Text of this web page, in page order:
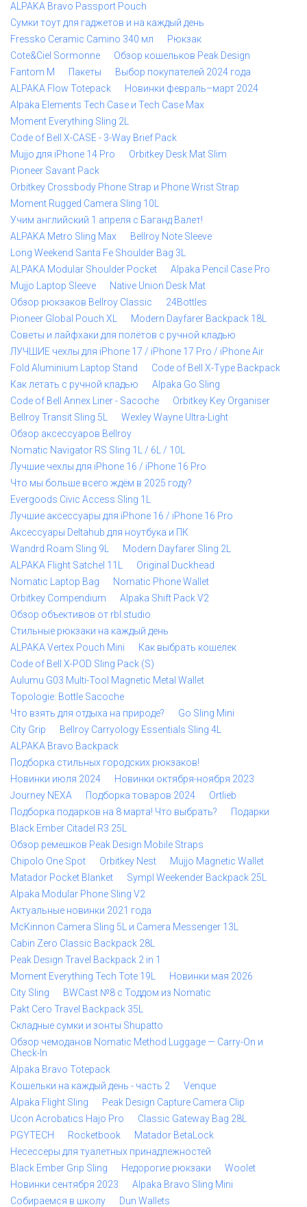
ALPAKA Bravo Passport Pouch
Сумки тоут для гаджетов и на каждый день
Fressko Ceramic Camino 340 мл
Рюкзак
Cote&Ciel Sormonne
Обзор кошельков Peak Design
Fantom M
Пакеты
Выбор покупателей 2024 года
ALPAKA Flow Totepack
Новинки февраль–март 2024
Alpaka Elements Tech Case и Tech Case Max
Moment Everything Sling 2L
Code of Bell X-CASE - 3-Way Brief Pack
Mujjo для iPhone 14 Pro
Orbitkey Desk Mat Slim
Pioneer Savant Pack
Orbitkey Crossbody Phone Strap и Phone Wrist Strap
Moment Rugged Camera Sling 10L
Учим английский 1 апреля с Баганд Валет!
ALPAKA Metro Sling Max
Bellroy Note Sleeve
Long Weekend Santa Fe Shoulder Bag 3L
ALPAKA Modular Shoulder Pocket
Alpaka Pencil Case Pro
Mujjo Laptop Sleeve
Native Union Desk Mat
Обзор рюкзаков Bellroy Classic
24Bottles
Pioneer Global Pouch XL
Modern Dayfarer Backpack 18L
Советы и лайфхаки для полётов с ручной кладью
ЛУЧШИЕ чехлы для iPhone 17 / iPhone 17 Pro / iPhone Air
Fold Aluminium Laptop Stand
Code of Bell X-Type Backpack
Как летать с ручной кладью
Alpaka Go Sling
Code of Bell Annex Liner - Sacoche
Orbitkey Key Organiser
Bellroy Transit Sling 5L
Wexley Wayne Ultra-Light
Обзор аксессуаров Bellroy
Nomatic Navigator RS Sling 1L / 6L / 10L
Лучшие чехлы для iPhone 16 / iPhone 16 Pro
Что мы больше всего ждём в 2025 году?
Evergoods Civic Access Sling 1L
Лучшие аксессуары для iPhone 16 / iPhone 16 Pro
Аксессуары Deltahub для ноутбука и ПК
Wandrd Roam Sling 9L
Modern Dayfarer Sling 2L
ALPAKA Flight Satchel 11L
Original Duckhead
Nomatic Laptop Bag
Nomatic Phone Wallet
Orbitkey Compendium
Alpaka Shift Pack V2
Обзор объективов от rbl.studio
Стильные рюкзаки на каждый день
ALPAKA Vertex Pouch Mini
Как выбрать кошелек
Code of Bell X-POD Sling Pack (S)
Aulumu G03 Multi-Tool Magnetic Metal Wallet
Topologie: Bottle Sacoche
Что взять для отдыха на природе?
Go Sling Mini
City Grip
Bellroy Carryology Essentials Sling 4L
ALPAKA Bravo Backpack
Подборка стильных городских рюкзаков!
Новинки июля 2024
Новинки октября-ноября 2023
Journey NEXA
Подборка товаров 2024
Ortlieb
Подборка подарков на 8 марта! Что выбрать?
Подарки
Black Ember Citadel R3 25L
Обзор ремешков Peak Design Mobile Straps
Chipolo One Spot
Orbitkey Nest
Mujjo Magnetic Wallet
Matador Pocket Blanket
Sympl Weekender Backpack 25L
Alpaka Modular Phone Sling V2
Актуальные новинки 2021 года
McKinnon Camera Sling 5L и Camera Messenger 13L
Cabin Zero Classic Backpack 28L
Peak Design Travel Backpack 2 in 1
Moment Everything Tech Tote 19L
Новинки мая 2026
City Sling
BWCast №8 с Тоддом из Nomatic
Pakt Cero Travel Backpack 35L
Складные сумки и зонты Shupatto
Обзор чемоданов Nomatic Method Luggage — Carry-On и
Check-In
Alpaka Bravo Totepack
Кошельки на каждый день - часть 2
Venque
Alpaka Flight Sling
Peak Design Capture Camera Clip
Ucon Acrobatics Hajo Pro
Classic Gateway Bag 28L
PGYTECH
Rocketbook
Matador BetaLock
Несессеры для туалетных принадлежностей
Black Ember Grip Sling
Недорогие рюкзаки
Woolet
Новинки сентября 2023
Alpaka Bravo Sling Mini
Собираемся в школу
Dun Wallets